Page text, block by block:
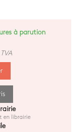
à parution
en librairie